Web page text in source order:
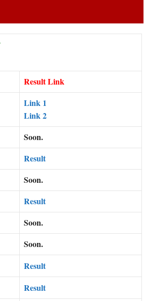
Result Link
Link 1
Link 2
Soon.
Result
Soon.
Result
Soon.
Soon.
Result
Result